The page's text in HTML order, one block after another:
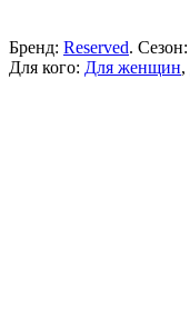
Бренд: Reserved. Сезон:
Для кого: Для женщин,